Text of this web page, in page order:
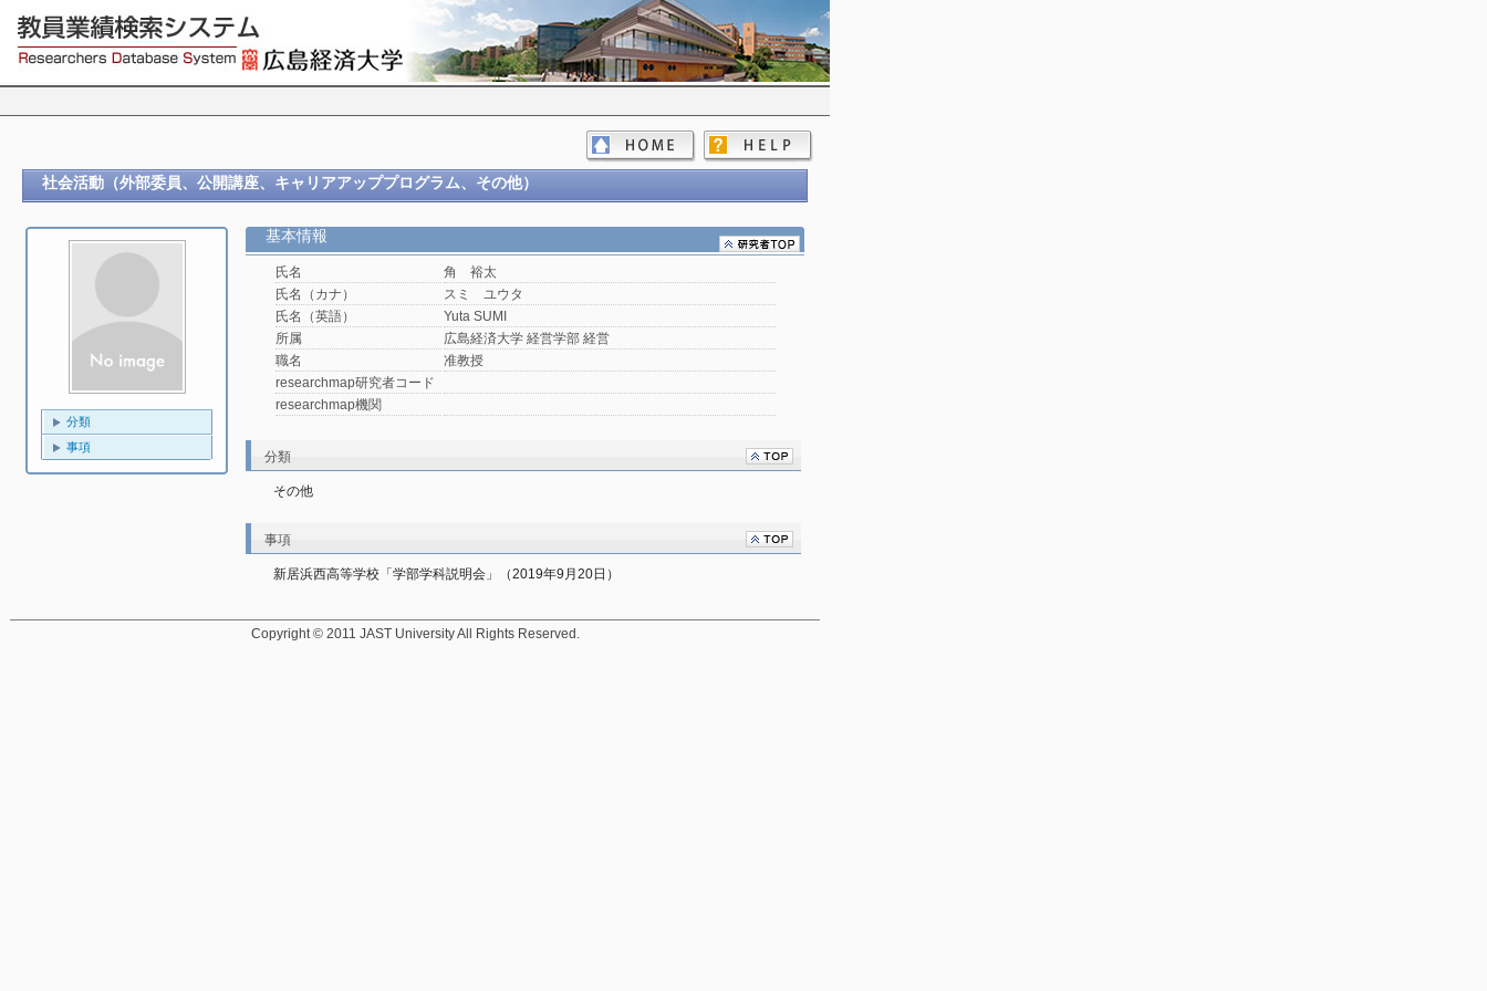
社会活動（外部委員、公開講座、キャリアアッププログラム、その他）
分類
事項
基本情報
氏名
角 裕太
氏名（カナ）
スミ ユウタ
氏名（英語）
Yuta SUMI
所属
広島経済大学 経営学部 経営
職名
准教授
researchmap研究者コード
researchmap機関
分類
その他
事項
新居浜西高等学校「学部学科説明会」（2019年9月20日）